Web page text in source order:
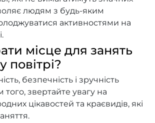
людям з будь-яким
активностями на
місце для занять
повітрі?
безпечність і зручність
того, звертайте увагу на
цікавостей та краєвидів, які